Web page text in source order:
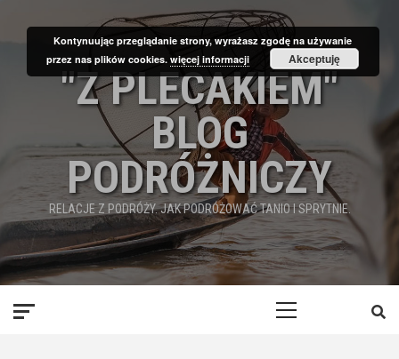
"Z PLECAKIEM"
BLOG
PODRÓŻNICZY
RELACJE Z PODRÓŻY. JAK PODRÓŻOWAĆ TANIO I SPRYTNIE.
Kontynuując przeglądanie strony, wyrażasz zgodę na używanie
przez nas plików cookies.więcej informacji Akceptuję